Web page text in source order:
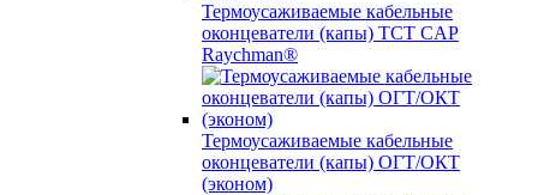
Термоусаживаемые кабельные
оконцеватели (капы) ТCT CAP
Raychman®
Термоусаживаемые кабельные
оконцеватели (капы) ОГТ/ОКТ
(эконом)